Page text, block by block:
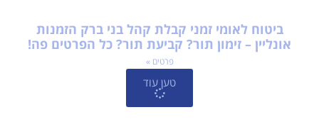
ביטוח לאומי זמני קבלת קהל בני ברק הזמנות
אונליין – זימון תור? קביעת תור? כל הפרטים פה!
פרטים »
טען עוד